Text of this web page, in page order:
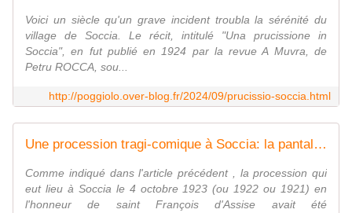
Voici un siècle qu'un grave incident troubla la sérénité du
village de Soccia. Le récit, intitulé "Una prucissione in
Soccia", en fut publié en 1924 par la revue A Muvra, de
Petru ROCCA, sou...
http://poggiolo.over-blog.fr/2024/09/prucissio-soccia.html
Une procession tragi-comique à Soccia: la pantalonnade (2/3) - Le blog des Poggiolais
Comme indiqué dans l'article précédent , la procession qui
eut lieu à Soccia le 4 octobre 1923 (ou 1922 ou 1921) en
l'honneur de saint François d'Assise avait été